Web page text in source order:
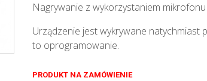
Nagrywanie z wykorzystaniem
Urządzenie jest wykrywane natychmiast
to oprogramowanie.
PRODUKT NA ZAMÓWIENIE